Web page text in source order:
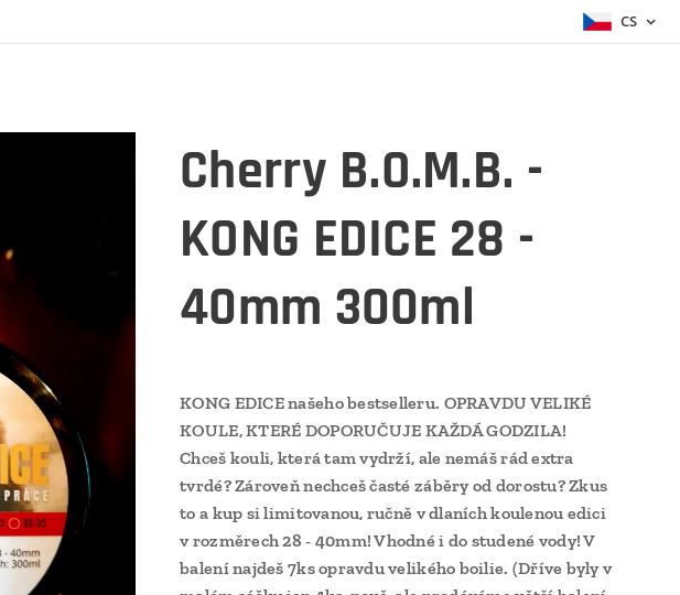
CS
Cherry B.O.M.B. -
KONG EDICE 28 -
40mm 300ml
KONG EDICE našeho bestselleru. OPRAVDU VELIKÉ
KOULE, KTERÉ DOPORUČUJE KAŽDÁ GODZILA!
Chceš kouli, která tam vydrží, ale nemáš rád extra
tvrdé? Zároveň nechceš časté záběry od dorostu? Zkus
to a kup si limitovanou, ručně v dlaních koulenou edici
v rozměrech 28 - 40mm! Vhodné i do studené vody! V
balení najdeš 7ks opravdu velikého boilie. (Dříve byly v